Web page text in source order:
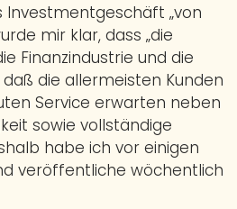
Investmentgeschäft „von
mir klar, dass „die
Finanzindustrie und die
die allermeisten Kunden
Service erwarten neben
sowie vollständige
habe ich vor einigen
veröffentliche wöchentlich